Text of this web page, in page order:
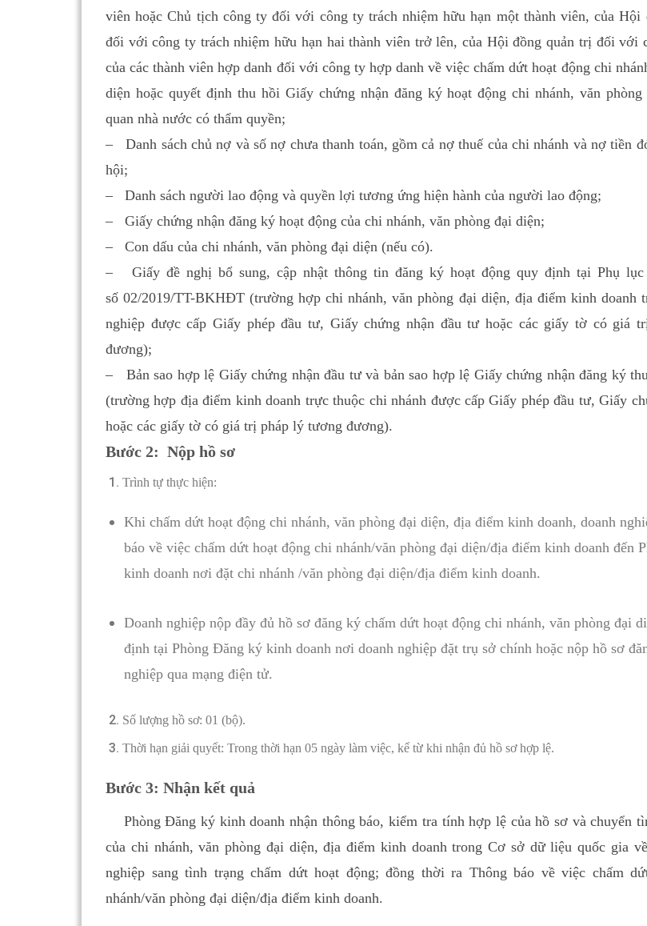
viên hoặc Chủ tịch công ty đối với công ty trách nhiệm hữu hạn một thành viên, của Hội
đối với công ty trách nhiệm hữu hạn hai thành viên trở lên, của Hội đồng quản trị đối với
của các thành viên hợp danh đối với công ty hợp danh về việc chấm dứt hoạt động chi
diện hoặc quyết định thu hồi Giấy chứng nhận đăng ký hoạt động chi nhánh, văn
quan nhà nước có thẩm quyền;
– Danh sách chủ nợ và số nợ chưa thanh toán, gồm cả nợ thuế của chi nhánh và nợ tiền
hội;
– Danh sách người lao động và quyền lợi tương ứng hiện hành của người lao động;
– Giấy chứng nhận đăng ký hoạt động của chi nhánh, văn phòng đại diện;
– Con dấu của chi nhánh, văn phòng đại diện (nếu có).
– Giấy đề nghị bổ sung, cập nhật thông tin đăng ký hoạt động quy định tại Phụ
số 02/2019/TT-BKHĐT (trường hợp chi nhánh, văn phòng đại diện, địa điểm kinh doanh
nghiệp được cấp Giấy phép đầu tư, Giấy chứng nhận đầu tư hoặc các giấy tờ có giá
đương);
– Bản sao hợp lệ Giấy chứng nhận đầu tư và bản sao hợp lệ Giấy chứng nhận đăng ký
(trường hợp địa điểm kinh doanh trực thuộc chi nhánh được cấp Giấy phép đầu tư, Giấy
hoặc các giấy tờ có giá trị pháp lý tương đương).
Bước 2: Nộp hồ sơ
Trình tự thực hiện:
Khi chấm dứt hoạt động chi nhánh, văn phòng đại diện, địa điểm kinh doanh, doanh
báo về việc chấm dứt hoạt động chi nhánh/văn phòng đại diện/địa điểm kinh doanh đến
kinh doanh nơi đặt chi nhánh /văn phòng đại diện/địa điểm kinh doanh.
Doanh nghiệp nộp đầy đủ hồ sơ đăng ký chấm dứt hoạt động chi nhánh, văn phòng đại
định tại Phòng Đăng ký kinh doanh nơi doanh nghiệp đặt trụ sở chính hoặc nộp hồ sơ
nghiệp qua mạng điện tử.
Số lượng hồ sơ: 01 (bộ).
Thời hạn giải quyết: Trong thời hạn 05 ngày làm việc, kể từ khi nhận đủ hồ sơ hợp lệ.
Bước 3: Nhận kết quả
Phòng Đăng ký kinh doanh nhận thông báo, kiểm tra tính hợp lệ của hồ sơ và chuyển
của chi nhánh, văn phòng đại diện, địa điểm kinh doanh trong Cơ sở dữ liệu quốc gia
nghiệp sang tình trạng chấm dứt hoạt động; đồng thời ra Thông báo về việc chấm
nhánh/văn phòng đại diện/địa điểm kinh doanh.